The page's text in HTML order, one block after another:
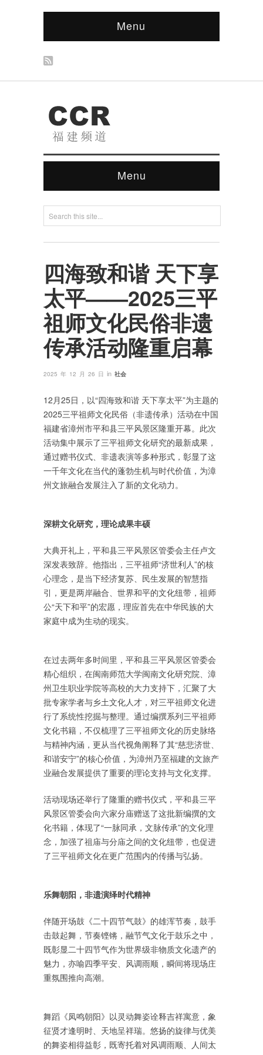
Menu
Menu
四海致和谐 天下享
太平——2025三平
祖师文化民俗非遗
传承活动隆重启幕
2025 年 12 月 26 日 in 社会
12月25日，以“四海致和谐 天下享太平”为主题的
2025三平祖师文化民俗（非遗传承）活动在中国
福建省漳州市平和县三平风景区隆重开幕。此次
活动集中展示了三平祖师文化研究的最新成果，
通过赠书仪式、非遗表演等多种形式，彰显了这
一千年文化在当代的蓬勃生机与时代价值，为漳
州文旅融合发展注入了新的文化动力。
深耕文化研究，理论成果丰硕
大典开礼上，平和县三平风景区管委会主任卢文
深发表致辞。他指出，三平祖师“济世利人”的核
心理念，是当下经济复苏、民生发展的智慧指
引，更是两岸融合、世界和平的文化纽带，祖师
公“天下和平”的宏愿，理应首先在中华民族的大
家庭中成为生动的现实。
在过去两年多时间里，平和县三平风景区管委会
精心组织，在闽南师范大学闽南文化研究院、漳
州卫生职业学院等高校的大力支持下，汇聚了大
批专家学者与乡土文化人才，对三平祖师文化进
行了系统性挖掘与整理。通过编撰系列三平祖师
文化书籍，不仅梳理了三平祖师文化的历史脉络
与精神内涵，更从当代视角阐释了其“慈悲济世、
和谐安宁”的核心价值，为漳州乃至福建的文旅产
业融合发展提供了重要的理论支持与文化支撑。
活动现场还举行了隆重的赠书仪式，平和县三平
风景区管委会向六家分庙赠送了这批新编撰的文
化书籍，体现了“一脉同承，文脉传承”的文化理
念，加强了祖庙与分庙之间的文化纽带，也促进
了三平祖师文化在更广范围内的传播与弘扬。
乐舞朝阳，非遗演绎时代精神
伴随开场鼓《二十四节气鼓》的雄浑节奏，鼓手
击鼓起舞，节奏铿锵，融节气文化于鼓乐之中，
既彰显二十四节气作为世界级非物质文化遗产的
魅力，亦喻四季平安、风调雨顺，瞬间将现场庄
重氛围推向高潮。
舞蹈《凤鸣朝阳》以灵动舞姿诠释吉祥寓意，象
征贤才逢明时、天地呈祥瑞。悠扬的旋律与优美
的舞姿相得益彰，既寄托着对风调雨顺、人间太